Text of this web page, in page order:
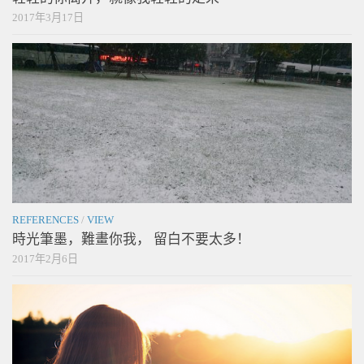
2017年3月17日
REFERENCES / VIEW
時光筆墨，難畫你我， 留白不要太多！
2017年2月6日